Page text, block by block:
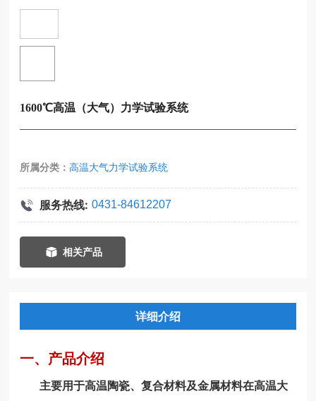
1600℃高温（大气）力学试验系统
所属分类：高温大气力学试验系统
服务热线: 0431-84612207
相关产品
详细介绍
一、产品介绍
主要用于高温陶瓷、复合材料及金属材料在高温大